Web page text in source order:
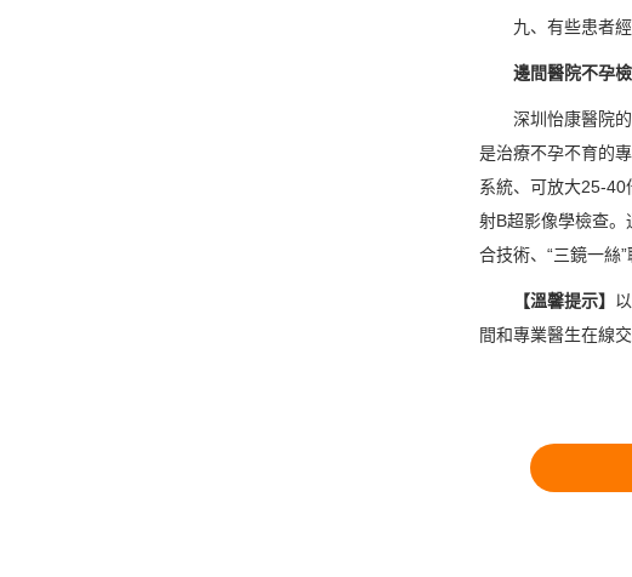
九、有些患者經過
邊間醫院不孕檢
深圳怡康醫院的
是治療不孕不育的
系統、可放大25-40
射B超影像學檢查
合技術、“三鏡一絲
【溫馨提示】
間和專業醫生在線